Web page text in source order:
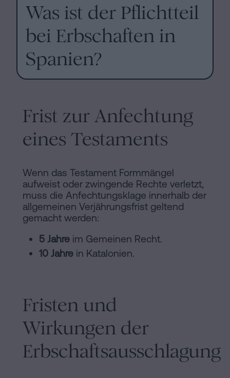
Was ist der Pflichtteil
bei Erbschaften in
Spanien?
Frist zur Anfechtung
eines Testaments
Wenn das Testament Formmängel
aufweist oder zwingende Rechte verletzt,
muss die Anfechtungsklage innerhalb der
allgemeinen Verjährungsfrist geltend
gemacht werden:
5 Jahre im Gemeinen Recht.
10 Jahre in Katalonien.
Fristen und
Wirkungen der
Erbschaftsausschlagung